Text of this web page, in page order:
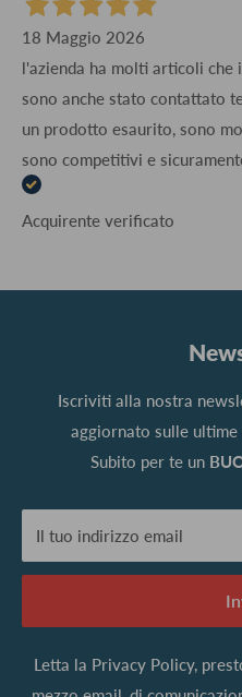
18 Maggio 2026
l'azienda ha molti articoli che
sono anche stato contattato
un prodotto esaurito, sono
sono competitivi e
Acquirente verificato
Iscriviti alla nostra
aggiornato sulle
Subito per te un
Il tuo indirizzo email
Letta la Privacy Policy,